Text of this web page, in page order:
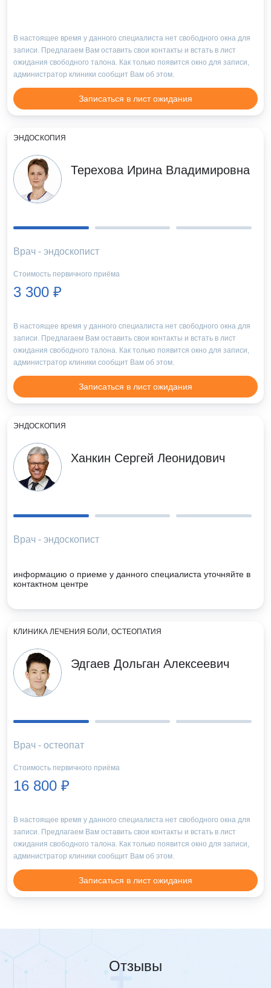
В настоящее время у данного специалиста нет свободного окна для
записи. Предлагаем Вам оставить свои контакты и встать в лист
ожидания свободного талона. Как только появится окно для записи,
администратор клиники сообщит Вам об этом.
Записаться в лист ожидания
ЭНДОСКОПИЯ
Терехова Ирина Владимировна
Врач - эндоскопист
Стоимость первичного приёма
3 300 ₽
В настоящее время у данного специалиста нет свободного окна для
записи. Предлагаем Вам оставить свои контакты и встать в лист
ожидания свободного талона. Как только появится окно для записи,
администратор клиники сообщит Вам об этом.
Записаться в лист ожидания
ЭНДОСКОПИЯ
Ханкин Сергей Леонидович
Врач - эндоскопист
информацию о приеме у данного специалиста уточняйте в
контактном центре
КЛИНИКА ЛЕЧЕНИЯ БОЛИ, ОСТЕОПАТИЯ
Эдгаев Дольган Алексеевич
Врач - остеопат
Стоимость первичного приёма
16 800 ₽
В настоящее время у данного специалиста нет свободного окна для
записи. Предлагаем Вам оставить свои контакты и встать в лист
ожидания свободного талона. Как только появится окно для записи,
администратор клиники сообщит Вам об этом.
Записаться в лист ожидания
Отзывы